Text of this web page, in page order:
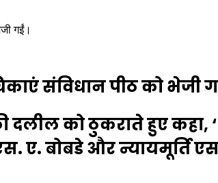
गईं।
संविधान पीठ को भेजी
दलील को ठुकराते हुए
ए. बोबडे और न्यायमूर्ति